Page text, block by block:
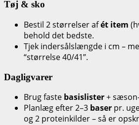
Tøj & sko
Bestil 2 størrelser afét item
behold det bedste.
Tjek indersålslængde i cm –
“størrelse 40/41”.
Dagligvarer
Brug faste basislister+
Planlæg efter 2–3 baser pr.
og 2 proteinkilder – så er